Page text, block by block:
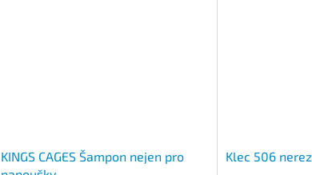
KINGS CAGES Šampon nejen pro
Klec 506 nerez